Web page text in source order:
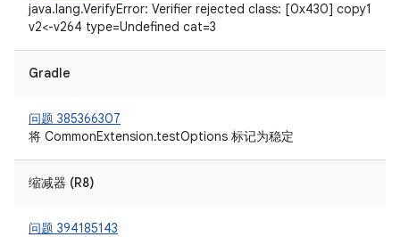
java.lang.VerifyError: Verifier rejected class: [0x430] copy1
v2<-v264 type=Undefined cat=3
Gradle
问题 385366307
将 CommonExtension.testOptions 标记为稳定
缩减器 (R8)
问题 394185143